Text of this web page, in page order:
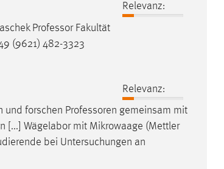
Relevanz:
ProfessorFakultät
(9621) 482-3323
Relevanz:
und forschen Professoren gemeinsam mit
[...] Wägelabor mit Mikrowaage (Mettler
bei Untersuchungen an